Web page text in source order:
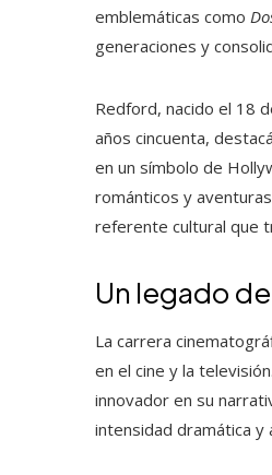
emblemáticas como
generaciones y
Redford, nacido el 18
años cincuenta,
en un símbolo de
románticos y
referente cultural que
Un legado
La carrera
en el cine y la
innovador en su
intensidad dramática y